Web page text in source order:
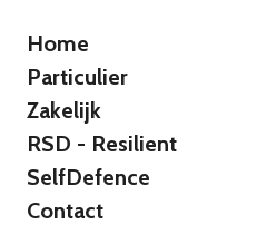
Home
Particulier
Zakelijk
RSD - Resilient
SelfDefence
Contact